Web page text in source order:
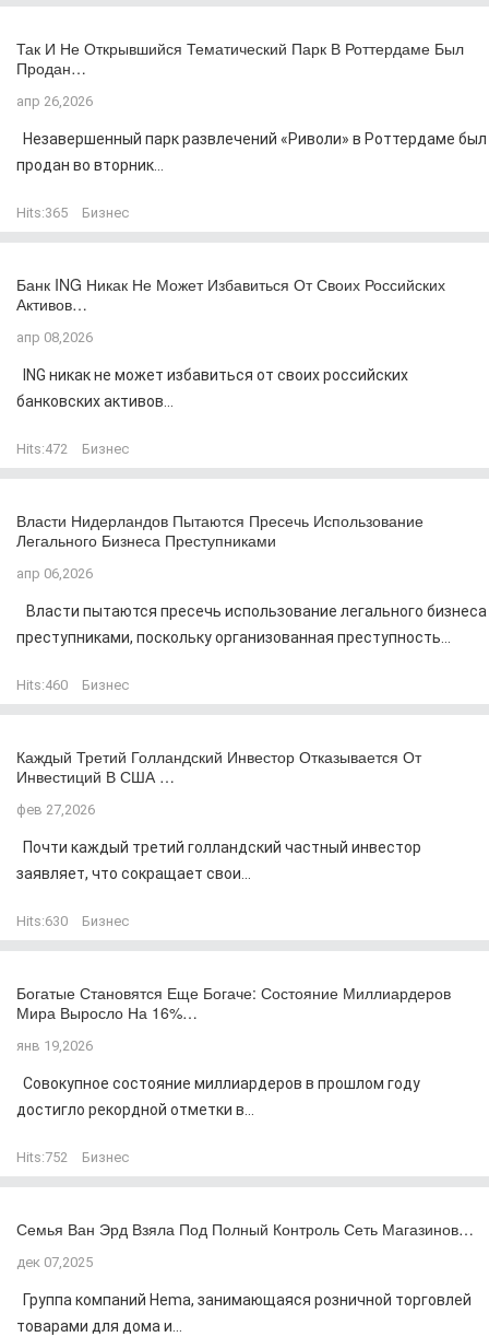
Так И Не Открывшийся Тематический Парк В Роттердаме Был
Продан…
апр 26,2026
Незавершенный парк развлечений «Риволи» в Роттердаме был
продан во вторник...
Hits:365 Бизнес
Банк ING Никак Не Может Избавиться От Своих Российских
Активов…
апр 08,2026
ING никак не может избавиться от своих российских
банковских активов...
Hits:472 Бизнес
Власти Нидерландов Пытаются Пресечь Использование
Легального Бизнеса Преступниками
апр 06,2026
Власти пытаются пресечь использование легального бизнеса
преступниками, поскольку организованная преступность...
Hits:460 Бизнес
Каждый Третий Голландский Инвестор Отказывается От
Инвестиций В США …
фев 27,2026
Почти каждый третий голландский частный инвестор
заявляет, что сокращает свои...
Hits:630 Бизнес
Богатые Становятся Еще Богаче: Состояние Миллиардеров
Мира Выросло На 16%…
янв 19,2026
Совокупное состояние миллиардеров в прошлом году
достигло рекордной отметки в...
Hits:752 Бизнес
Семья Ван Эрд Взяла Под Полный Контроль Сеть Магазинов…
дек 07,2025
Группа компаний Hema, занимающаяся розничной торговлей
товарами для дома и...